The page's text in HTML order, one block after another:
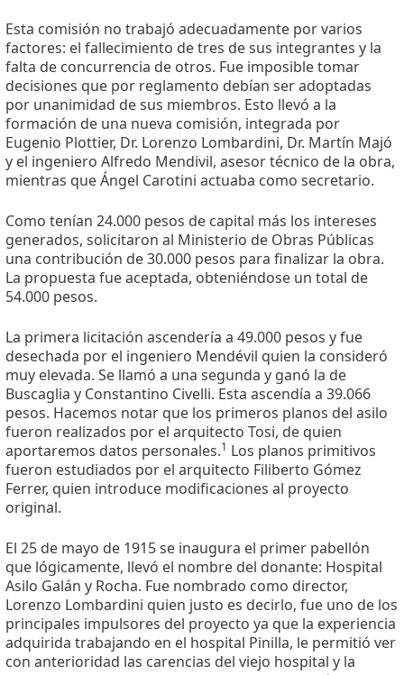
Esta comisión no trabajó adecuadamente por varios
factores: el fallecimiento de tres de sus integrantes y la
falta de concurrencia de otros. Fue imposible tomar
decisiones que por reglamento debían ser adoptadas
por unanimidad de sus miembros. Esto llevó a la
formación de una nueva comisión, integrada por
Eugenio Plottier, Dr. Lorenzo Lombardini, Dr. Martín Majó
y el ingeniero Alfredo Mendivil, asesor técnico de la obra,
mientras que Ángel Carotini actuaba como secretario.
Como tenían 24.000 pesos de capital más los intereses
generados, solicitaron al Ministerio de Obras Públicas
una contribución de 30.000 pesos para finalizar la obra.
La propuesta fue aceptada, obteniéndose un total de
54.000 pesos.
La primera licitación ascendería a 49.000 pesos y fue
desechada por el ingeniero Mendévil quien la consideró
muy elevada. Se llamó a una segunda y ganó la de
Buscaglia y Constantino Civelli. Esta ascendía a 39.066
pesos. Hacemos notar que los primeros planos del asilo
fueron realizados por el arquitecto Tosi, de quien
aportaremos datos personales.1 Los planos primitivos
fueron estudiados por el arquitecto Filiberto Gómez
Ferrer, quien introduce modificaciones al proyecto
original.
El 25 de mayo de 1915 se inaugura el primer pabellón
que lógicamente, llevó el nombre del donante: Hospital
Asilo Galán y Rocha. Fue nombrado como director,
Lorenzo Lombardini quien justo es decirlo, fue uno de los
principales impulsores del proyecto ya que la experiencia
adquirida trabajando en el hospital Pinilla, le permitió ver
con anterioridad las carencias del viejo hospital y la